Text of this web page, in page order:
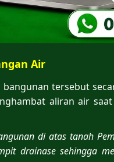
Air
tersebut
aliran air
di atas tanah
drainase sehingga